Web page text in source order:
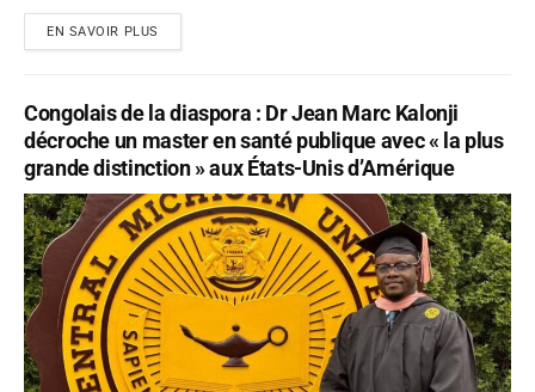
EN SAVOIR PLUS
Congolais de la diaspora : Dr Jean Marc Kalonji
décroche un master en santé publique avec « la plus
grande distinction » aux États-Unis d’Amérique